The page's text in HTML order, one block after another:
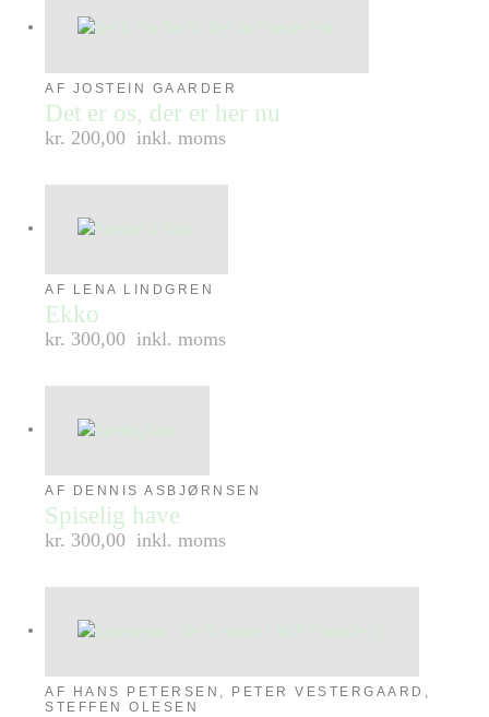
AF JOSTEIN GAARDER
Det er os, der er her nu
kr. 200,00 inkl. moms
AF LENA LINDGREN
Ekko
kr. 300,00 inkl. moms
AF DENNIS ASBJØRNSEN
Spiselig have
kr. 300,00 inkl. moms
AF HANS PETERSEN, PETER VESTERGAARD,
STEFFEN OLESEN